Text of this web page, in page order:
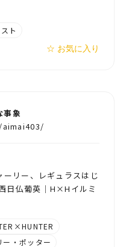
ト
☆ お気に入り
事象
リー、レギュラスはじ
日仏葡英｜H×Hイルミ
ー・ポッター